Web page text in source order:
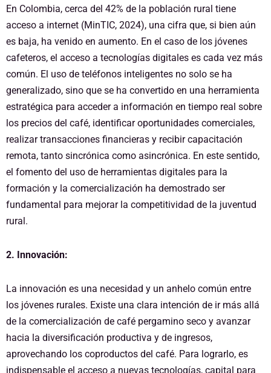
En Colombia, cerca del 42% de la población rural tiene
acceso a internet (MinTIC, 2024), una cifra que, si bien aún
es baja, ha venido en aumento. En el caso de los jóvenes
cafeteros, el acceso a tecnologías digitales es cada vez más
común. El uso de teléfonos inteligentes no solo se ha
generalizado, sino que se ha convertido en una herramienta
estratégica para acceder a información en tiempo real sobre
los precios del café, identificar oportunidades comerciales,
realizar transacciones financieras y recibir capacitación
remota, tanto sincrónica como asincrónica. En este sentido,
el fomento del uso de herramientas digitales para la
formación y la comercialización ha demostrado ser
fundamental para mejorar la competitividad de la juventud
rural.
2. Innovación:
La innovación es una necesidad y un anhelo común entre
los jóvenes rurales. Existe una clara intención de ir más allá
de la comercialización de café pergamino seco y avanzar
hacia la diversificación productiva y de ingresos,
aprovechando los coproductos del café. Para lograrlo, es
indispensable el acceso a nuevas tecnologías, capital para